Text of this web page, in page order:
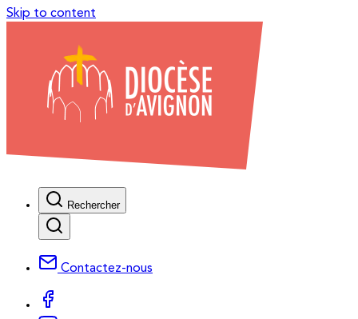
Skip to content
Rechercher
Contactez-nous